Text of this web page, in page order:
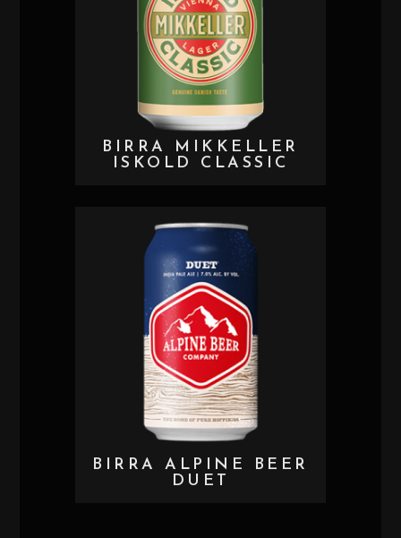
BIRRA MIKKELLER
ISKOLD CLASSIC
BIRRA ALPINE BEER
DUET